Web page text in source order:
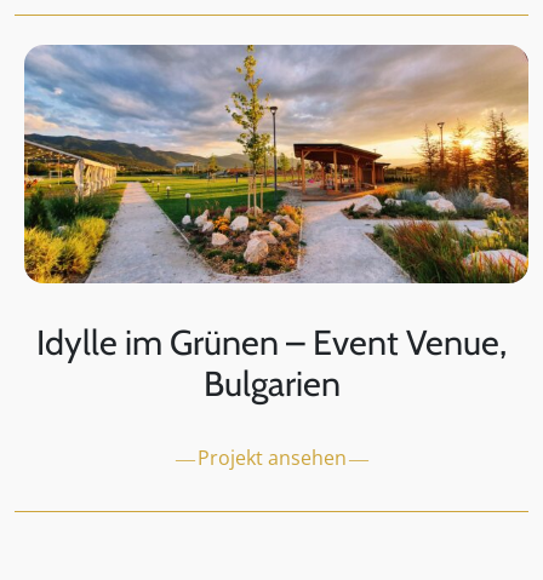
Idylle im Grünen – Event Venue,
Bulgarien
Projekt ansehen